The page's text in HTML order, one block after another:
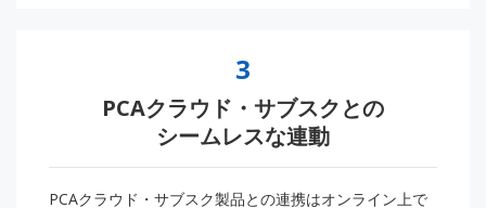
3
PCAクラウド・サブスクとの
シームレスな連動
PCAクラウド・サブスク製品との連携はオンライン上で